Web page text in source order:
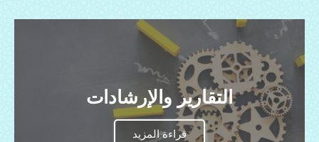
التقارير والإرشادات
قراءة المزيد